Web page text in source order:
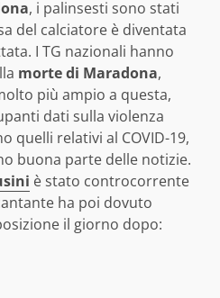
, i palinsesti sono stati
del calciatore è diventata
I TG nazionali hanno
morte di Maradona,
più ampio a questa,
dati sulla violenza
quelli relativi al COVID-19,
buona parte delle notizie.
è stato controcorrente
ha poi dovuto
il giorno dopo: